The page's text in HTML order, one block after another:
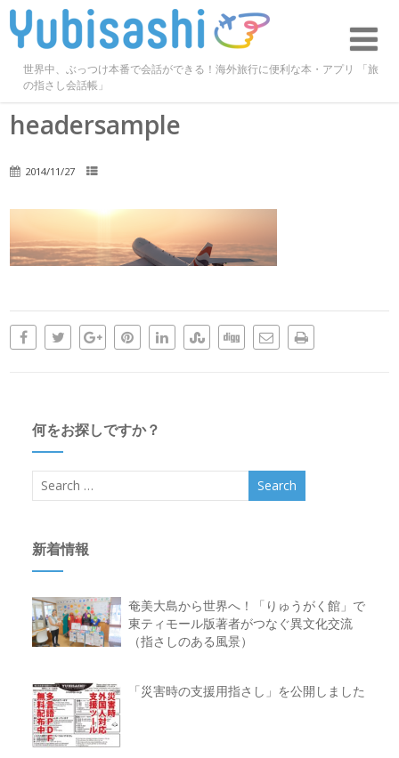
世界中、ぶっつけ本番で会話ができる！海外旅行に便利な本・アプリ 「旅
の指さし会話帳」
headersample
2014/11/27
何をお探しですか？
新着情報
奄美大島から世界へ！「りゅうがく館」で
東ティモール版著者がつなぐ異文化交流
（指さしのある風景）
「災害時の支援用指さし」を公開しました